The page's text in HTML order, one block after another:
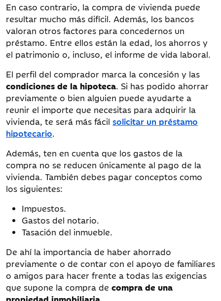
En caso contrario, la compra de vivienda puede
resultar mucho más difícil. Además, los bancos
valoran otros factores para concedernos un
préstamo. Entre ellos están la edad, los ahorros y
el patrimonio o, incluso, el informe de vida laboral.
El perfil del comprador marca la concesión y las
condiciones de la hipoteca. Si has podido ahorrar
previamente o bien alguien puede ayudarte a
reunir el importe que necesitas para adquirir la
vivienda, te será más fácil solicitar un préstamo
hipotecario.
Además, ten en cuenta que los gastos de la
compra no se reducen únicamente al pago de la
vivienda. También debes pagar conceptos como
los siguientes:
Impuestos.
Gastos del notario.
Tasación del inmueble.
De ahí la importancia de haber ahorrado
previamente o de contar con el apoyo de familiares
o amigos para hacer frente a todas las exigencias
que supone la compra de compra de una